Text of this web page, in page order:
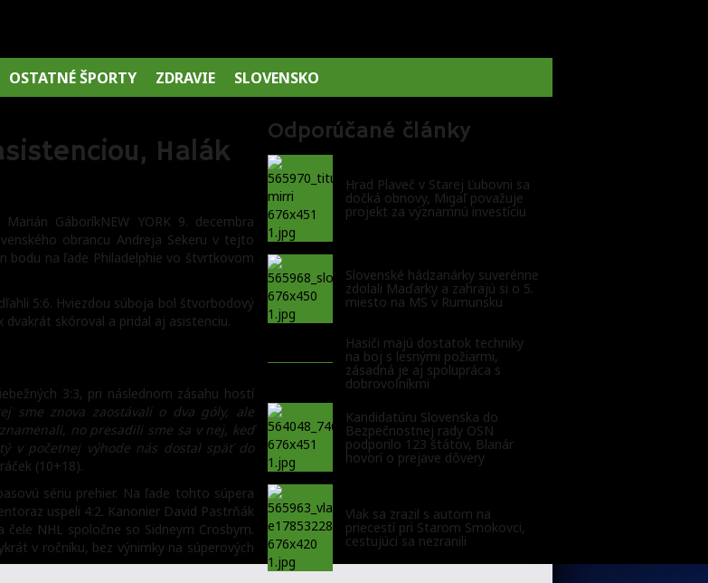
OSTATNÉ ŠPORTY ZDRAVIE SLOVENSKO
Halák
GáboríkNEW YORK 9. decembra
obrancu Andreja Sekeru v tejto
bodu na ľade Philadelphie vo štvrtkovom
5:6. Hviezdou súboja bol štvorbodový
dvakrát skóroval a pridal aj asistenciu.
3:3, pri následnom zásahu hostí
sme znova zaostávali o dva góly, ale
no presadili sme sa v nej, keď
v početnej výhode nás dostal späť do
(10+18).
sériu prehier. Na ľade tohto súpera
uspeli 4:2. Kanonier David Pastrňák
NHL spoločne so Sidneym Crosbym.
v ročníku, bez výnimky na súperových
Odporúčané články
Hrad Plaveč v Starej Ľubovni sa
dočká obnovy, Migaľ považuje
projekt za významnú investíciu
Slovenské hádzanárky suverénne
zdolali Maďarky a zahrajú si o 5.
miesto na MS v Rumunsku
Hasiči majú dostatok techniky
na boj s lesnými požiarmi,
zásadná je aj spolupráca s
dobrovoľníkmi
Kandidatúru Slovenska do
Bezpečnostnej rady OSN
podporilo 123 štátov, Blanár
hovorí o prejave dôvery
Vlak sa zrazil s autom na
priecestí pri Starom Smokovci,
cestujúci sa nezranili